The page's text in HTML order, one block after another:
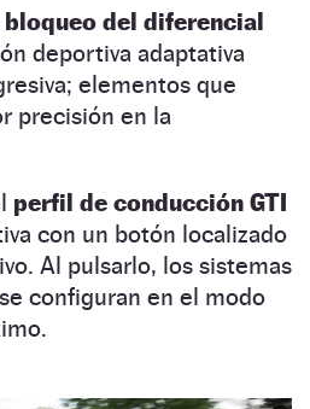
bloqueo del diferencial
deportiva adaptativa
elementos que
precisión en la
perfil de conducción GTI
con un botón localizado
Al pulsarlo, los sistemas
configuran en el modo